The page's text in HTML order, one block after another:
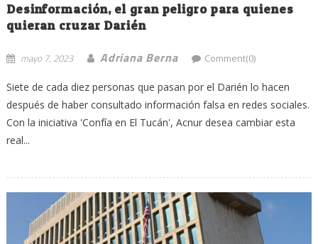
Desinformación, el gran peligro para quienes
quieran cruzar Darién
mayo 7, 2023 Adriana Berna Comment(0)
Siete de cada diez personas que pasan por el Darién lo hacen
después de haber consultado información falsa en redes sociales.
Con la iniciativa 'Confía en El Tucán', Acnur desea cambiar esta
real...